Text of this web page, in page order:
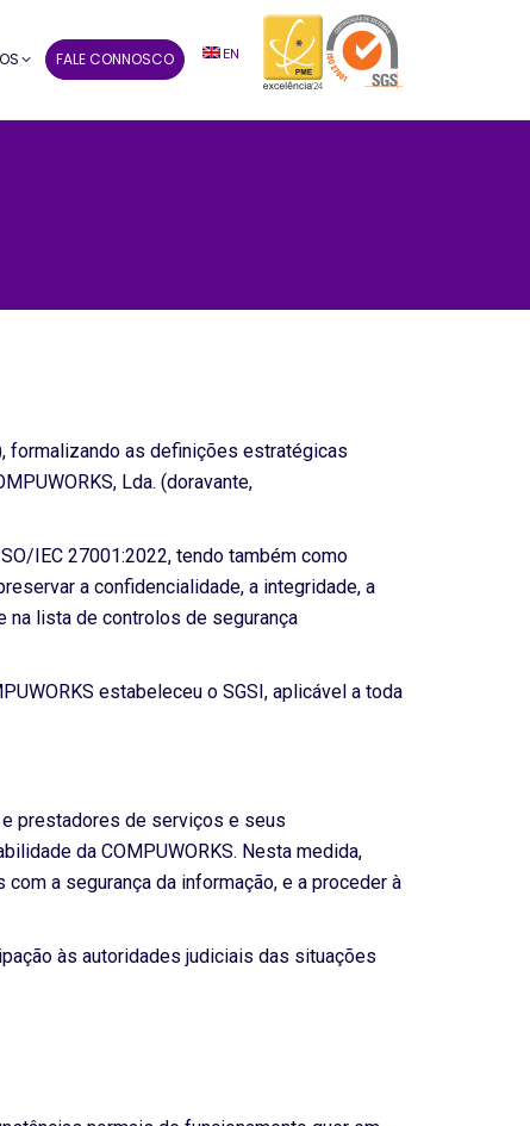
FALE CONNOSCO EN
formalizando as definições estratégicas
Lda. (doravante,
IEC 27001:2022, tendo também como
a confidencialidade, a integridade, a
na lista de controlos de segurança
estabeleceu o SGSI, aplicável a toda
prestadores de serviços e seus
da COMPUWORKS. Nesta medida,
a segurança da informação, e a proceder à
às autoridades judiciais das situações